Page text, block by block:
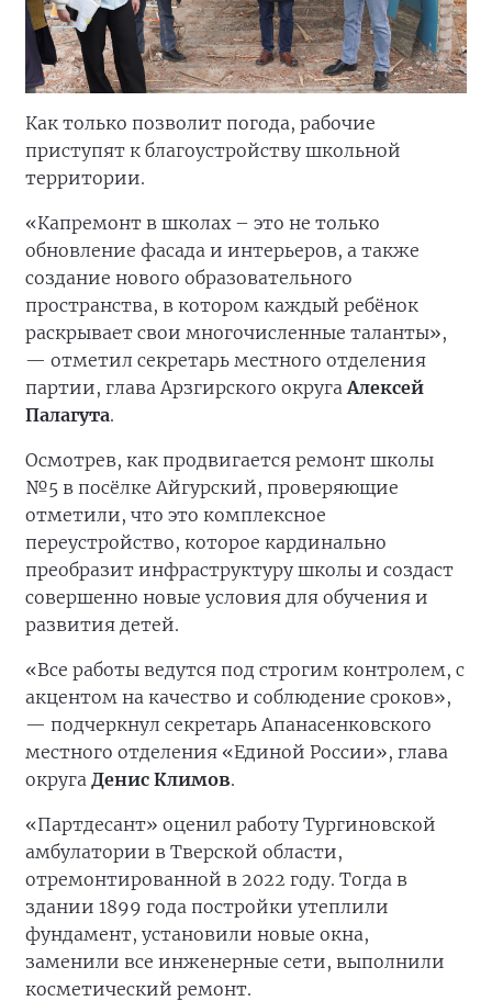
Как только позволит погода, рабочие
приступят к благоустройству школьной
территории.
«Капремонт в школах – это не только
обновление фасада и интерьеров, а также
создание нового образовательного
пространства, в котором каждый ребёнок
раскрывает свои многочисленные таланты»,
— отметил секретарь местного отделения
партии, глава Арзгирского округа Алексей
Палагута.
Осмотрев, как продвигается ремонт школы
№5 в посёлке Айгурский, проверяющие
отметили, что это комплексное
переустройство, которое кардинально
преобразит инфраструктуру школы и создаст
совершенно новые условия для обучения и
развития детей.
«Все работы ведутся под строгим контролем, с
акцентом на качество и соблюдение сроков»,
— подчеркнул секретарь Апанасенковского
местного отделения «Единой России», глава
округа Денис Климов.
«Партдесант» оценил работу Тургиновской
амбулатории в Тверской области,
отремонтированной в 2022 году. Тогда в
здании 1899 года постройки утеплили
фундамент, установили новые окна,
заменили все инженерные сети, выполнили
косметический ремонт.